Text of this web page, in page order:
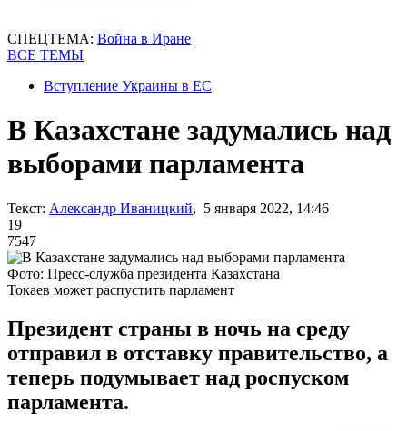
СПЕЦТЕМА: Война в Иране
ВСЕ ТЕМЫ
Вступление Украины в ЕС
В Казахстане задумались над
выборами парламента
Текст: Александр Иваницкий, 5 января 2022, 14:46
19
7547
Фото: Пресс-служба президента Казахстана
Токаев может распустить парламент
Президент страны в ночь на среду
отправил в отставку правительство, а
теперь подумывает над роспуском
парламента.